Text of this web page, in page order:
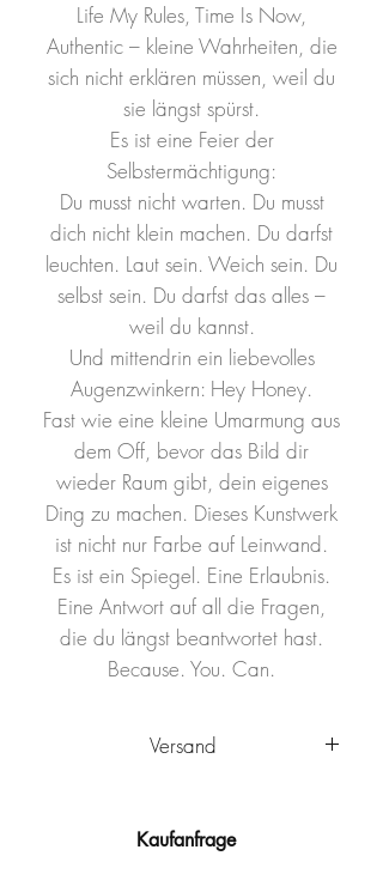
Life My Rules, Time Is Now,
Authentic – kleine Wahrheiten, die
sich nicht erklären müssen, weil du
sie längst spürst.
Es ist eine Feier der
Selbstermächtigung:
Du musst nicht warten. Du musst
dich nicht klein machen. Du darfst
leuchten. Laut sein. Weich sein. Du
selbst sein. Du darfst das alles –
weil du kannst.
Und mittendrin ein liebevolles
Augenzwinkern: Hey Honey.
Fast wie eine kleine Umarmung aus
dem Off, bevor das Bild dir
wieder Raum gibt, dein eigenes
Ding zu machen. Dieses Kunstwerk
ist nicht nur Farbe auf Leinwand.
Es ist ein Spiegel. Eine Erlaubnis.
Eine Antwort auf all die Fragen,
die du längst beantwortet hast.
Because. You. Can.
Versand
versandkostenfreiverschickt. Es
Kaufanfrage